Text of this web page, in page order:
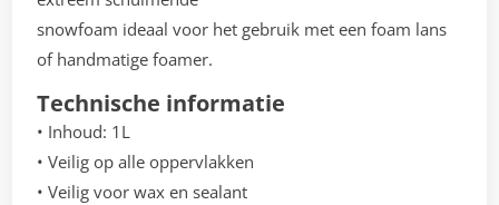
snowfoam ideaal voor het gebruik met een foam lans
of handmatige foamer.
Technische informatie
• Inhoud: 1L
• Veilig op alle oppervlakken
• Veilig voor wax en sealant